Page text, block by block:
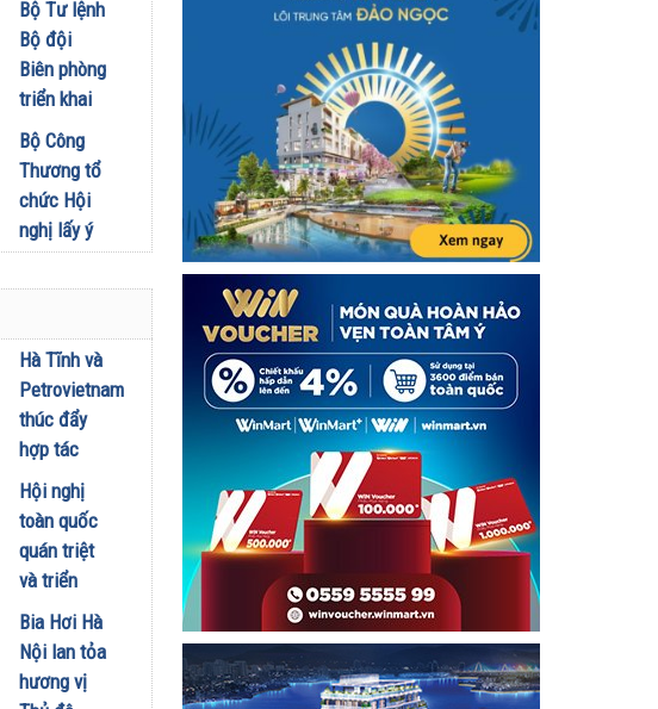
người trở
thành
phiên bản
chính mình
01/08/2026
Đầu tư
01/08/2026
miền Di
sản, lan
tỏa giá trị
xanh
31/07/2026
Bộ Tư lệnh
Bộ đội
Biên phòng
triển khai
phương
hướng,
nhiệm vụ
trọng tâm
tháng
Bộ Công
Thương tổ
chức Hội
nghị lấy ý
kiến dự
thảo Nghị
kinh doanh
xăng dầu
29/07/2026
Hà Tĩnh và
Petrovietnam
thúc đẩy
hợp tác
phát triển
trung tâm
công
nghiệp -
sinh thái
tại Vũng
Áng
Hội nghị
toàn quốc
quán triệt
và triển
khai thực
hiện Nghị
quyết Hội
nghị Trung
Bia Hơi Hà
Nội lan tỏa
hương vị